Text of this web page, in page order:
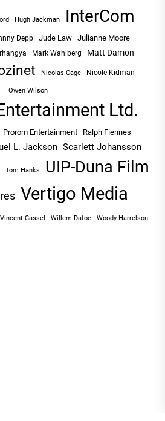
Hugh Jackman InterCom
Depp Jude Law Julianne Moore
Mark Wahlberg Matt Damon
Nicolas Cage Nicole Kidman
Owen Wilson
Ltd.
Prorom Entertainment Ralph Fiennes
L. Jackson Scarlett Johansson
Tom Hanks UIP-Duna Film
Vertigo Media
Vincent Cassel Willem Dafoe Woody Harrelson